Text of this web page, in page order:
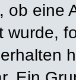
ob eine
wurde,